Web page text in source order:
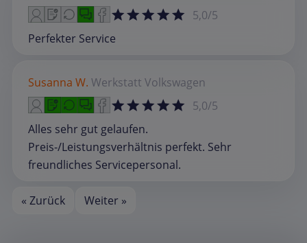
5,0/5
Perfekter Service
Susanna W. Werkstatt Volkswagen
5,0/5
Alles sehr gut gelaufen.
Preis-/Leistungsverhältnis perfekt. Sehr
freundliches Servicepersonal.
« Zurück Weiter »